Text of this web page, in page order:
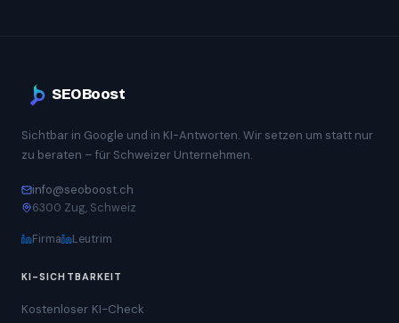
SEOBoost
Sichtbar in Google und in KI-Antworten. Wir setzen um statt nur
zu beraten – für Schweizer Unternehmen.
info@seoboost.ch
6300 Zug, Schweiz
Firma Leutrim
KI-SICHTBARKEIT
Kostenloser KI-Check